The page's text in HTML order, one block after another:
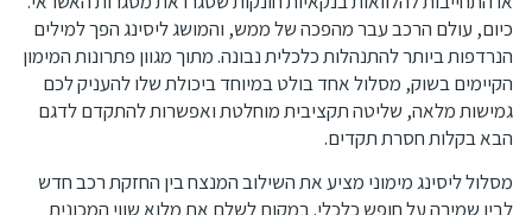
כיום, עולם הרכב עבר מהפכה של ממש, והמושג ליסינג הפך למילים
הנרדפות ביותר להתנהלות כלכלית נבונה. מתוך מגוון פתרונות המימון
הקיימים בשוק, מסלול אחד בולט במיוחד ביכולת שלו להעניק לכם
גמישות מלאה, שליטה תקציבית מוחלטת ואפשרות להתקדם לדגם
הבא בקלות חסרת תקדים.
מסלול ליסינג מימוני מציע את השילוב המנצח בין החזקת רכב חדש
לבין שמירה על חופש כלכלי. במקום לשלם את מלוא שווי המכונית